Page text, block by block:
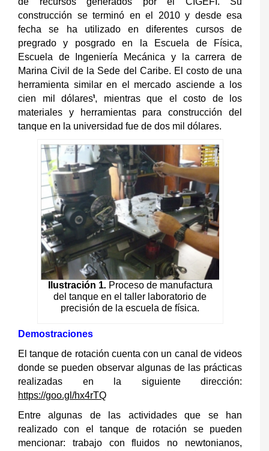
construcción se terminó en el 2010 y desde esa
fecha se ha utilizado en diferentes cursos de
pregrado y posgrado en la Escuela de Física,
Escuela de Ingeniería Mecánica y la carrera de
Marina Civil de la Sede del Caribe. El costo de una
herramienta similar en el mercado asciende a los
cien mil dólares1, mientras que el costo de los
materiales y herramientas para construcción del
tanque en la universidad fue de dos mil dólares.
Ilustración 1. Proceso de manufactura
del tanque en el taller laboratorio de
precisión de la escuela de física.
Demostraciones
El tanque de rotación cuenta con un canal de videos
donde se pueden observar algunas de las prácticas
realizadas en la siguiente dirección:
https://goo.gl/hx4rTQ
Entre algunas de las actividades que se han
realizado con el tanque de rotación se pueden
mencionar: trabajo con fluidos no newtonianos,